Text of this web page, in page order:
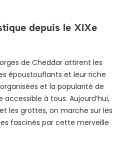
depuis le XIXe
de Cheddar attirent les
époustouflants et leur riche
et la popularité de
à tous. Aujourd’hui,
les grottes, on marche sur les
fascinés par cette merveille